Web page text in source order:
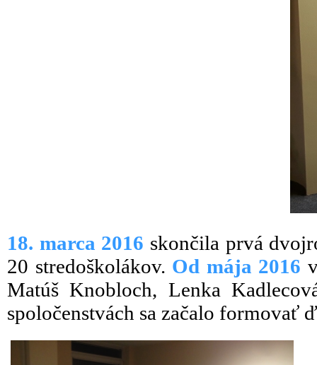
18. marca 2016 skončila prvá
20 stredoškolákov. Od mája 2016
Matúš Knobloch, Lenka
spoločenstvách sa začalo formovať